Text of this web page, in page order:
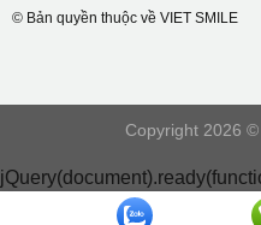
© Bản quyền thuộc về VIET SMILE
Copyright 2026
document.addEventListener(